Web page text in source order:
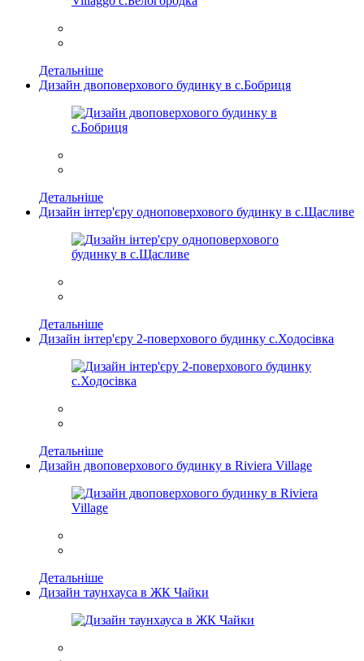
Детальніше
Дизайн двоповерхового будинку в с.Бобриця
Детальніше
Дизайн інтер'єру одноповерхового будинку в с.Щасливе
Детальніше
Дизайн інтер'єру 2-поверхового будинку с.Ходосівка
Детальніше
Дизайн двоповерхового будинку в Riviera Village
Детальніше
Дизайн таунхауса в ЖК Чайки